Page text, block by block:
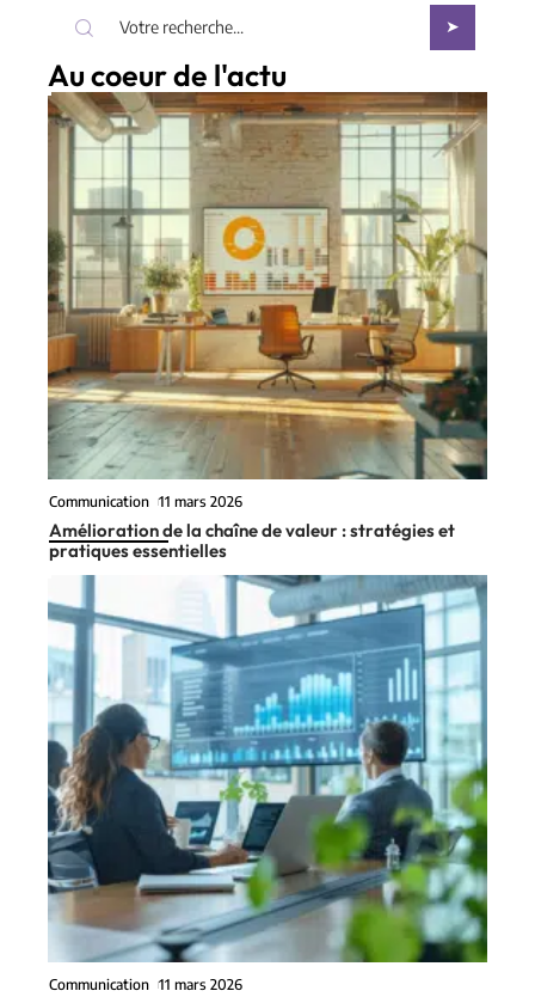
Au coeur de l'actu
Communication 11 mars 2026
Amélioration de la chaîne de valeur : stratégies et
pratiques essentielles
Communication 11 mars 2026